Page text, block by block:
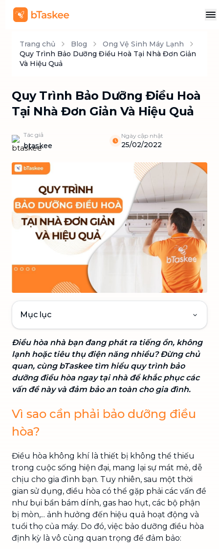
Trang chủ Blog
Ong Vệ Sinh Máy Lạnh
Quy Trình Bảo Dưỡng Điều Hoà Tại Nhà Đơn Giản
Và Hiệu Quả
Quy Trình Bảo Dưỡng Điều Hoà
Tại Nhà Đơn Giản Và Hiệu Quả
Tác giả
btaskee
Ngày cập nhật
25/02/2022
Mục lục
Điều hòa nhà bạn đang phát ra tiếng ồn, không
lạnh hoặc tiêu thụ điện năng nhiều? Đừng chủ
quan, cùng bTaskee tìm hiểu quy trình bảo
dưỡng điều hòa ngay tại nhà để khắc phục các
vấn đề này và đảm bảo an toàn cho gia đình.
Vì sao cần phải bảo dưỡng điều
hòa?
Điều hòa không khí là thiết bị không thể thiếu
trong cuộc sống hiện đại, mang lại sự mát mẻ, dễ
chịu cho gia đình bạn. Tuy nhiên, sau một thời
gian sử dụng, điều hòa có thể gặp phải các vấn đề
như bụi bẩn bám dính, gas hao hụt, các bộ phận
bị mòn,... ảnh hưởng đến hiệu quả hoạt động và
tuổi thọ của máy. Do đó, việc bảo dưỡng điều hòa
định kỳ là vô cùng quan trọng để đảm bảo: